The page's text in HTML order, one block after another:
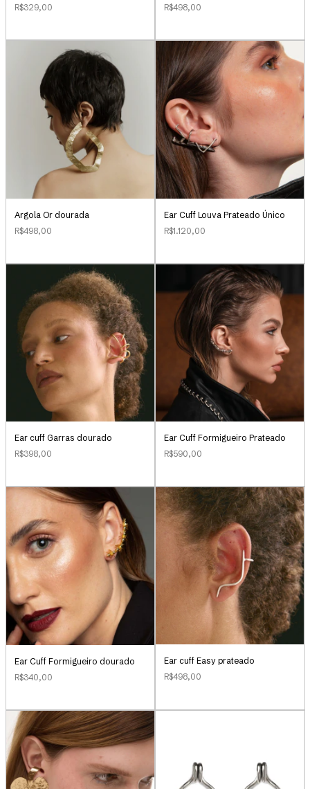
R$329,00
R$498,00
Argola Or dourada
R$498,00
Ear Cuff Louva Prateado Único
R$1.120,00
Ear cuff Garras dourado
R$398,00
Ear Cuff Formigueiro Prateado
R$590,00
Ear Cuff Formigueiro dourado
R$340,00
Ear cuff Easy prateado
R$498,00